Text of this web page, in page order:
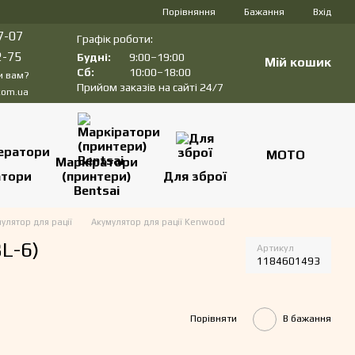
Порівняння Бажання Вхід
07
75
вам?
Графік роботи:
Будні:
9:00–19:00
Сб:
10:00–18:00
Прийом заказів на сайті 24/7
Мій кошик
Маркіратори
(принтери)
Bentsai
Для зброї
МОТО
для рації Акумулятор для рації Kenwood
6) Артикул
1184601493
Порівняти В бажання